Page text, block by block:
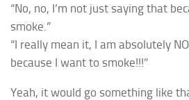
“No, no, I’m not just saying that
smoke.”
“I really mean it, I am absolutely
because I want to smoke!!!”
Yeah, it would go something like